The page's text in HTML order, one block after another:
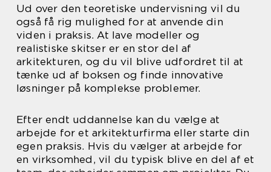
Ud over den teoretiske undervisning vil du
også få rig mulighed for at anvende din
viden i praksis. At lave modeller og
realistiske skitser er en stor del af
arkitekturen, og du vil blive udfordret til at
tænke ud af boksen og finde innovative
løsninger på komplekse problemer.
Efter endt uddannelse kan du vælge at
arbejde for et arkitekturfirma eller starte din
egen praksis. Hvis du vælger at arbejde for
en virksomhed, vil du typisk blive en del af et